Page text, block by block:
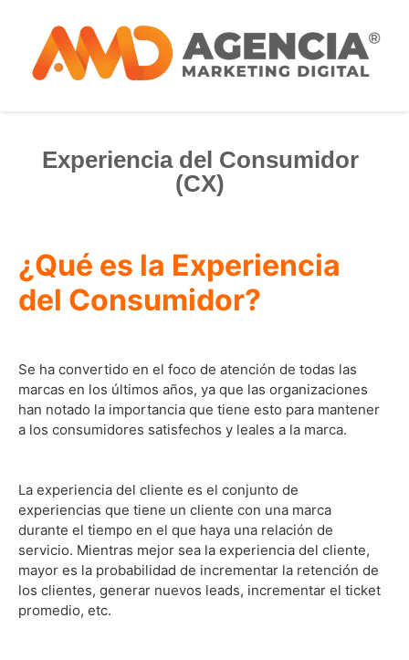
Experiencia del Consumidor
(CX)
¿Qué es la Experiencia
del Consumidor?
Se ha convertido en el foco de atención de todas las
marcas en los últimos años, ya que las organizaciones
han notado la importancia que tiene esto para mantener
a los consumidores satisfechos y leales a la marca.
La experiencia del cliente es el conjunto de
experiencias que tiene un cliente con una marca
durante el tiempo en el que haya una relación de
servicio. Mientras mejor sea la experiencia del cliente,
mayor es la probabilidad de incrementar la retención de
los clientes, generar nuevos leads, incrementar el ticket
promedio, etc.